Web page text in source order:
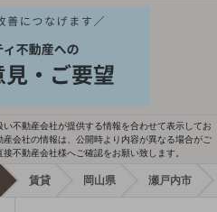
不動産会社が提供する情報を合わせて表示してお
会社の情報は、公開時より内容が異なる場合がご
不動産会社様へご確認をお願い致します。
賃貸 岡山県 瀬戸内市